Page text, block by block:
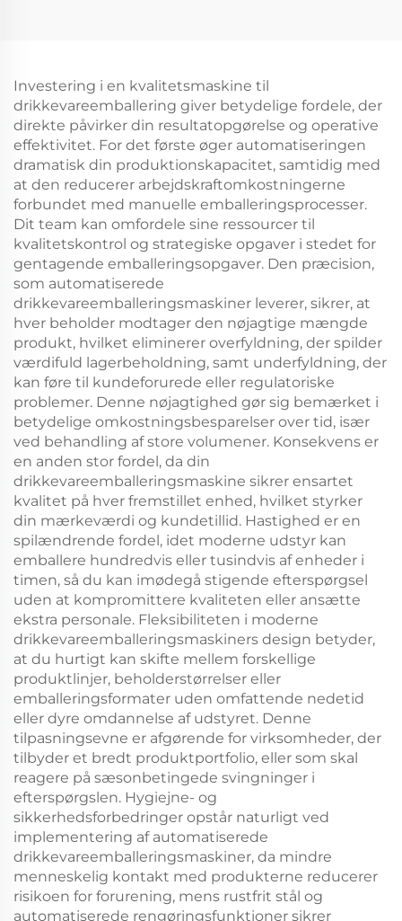
Investering i en kvalitetsmaskine til
drikkevareemballering giver betydelige fordele, der
direkte påvirker din resultatopgørelse og operative
effektivitet. For det første øger automatiseringen
dramatisk din produktionskapacitet, samtidig med
at den reducerer arbejdskraftomkostningerne
forbundet med manuelle emballeringsprocesser.
Dit team kan omfordele sine ressourcer til
kvalitetskontrol og strategiske opgaver i stedet for
gentagende emballeringsopgaver. Den præcision,
som automatiserede
drikkevareemballeringsmaskiner leverer, sikrer, at
hver beholder modtager den nøjagtige mængde
produkt, hvilket eliminerer overfyldning, der spilder
værdifuld lagerbeholdning, samt underfyldning, der
kan føre til kundeforurede eller regulatoriske
problemer. Denne nøjagtighed gør sig bemærket i
betydelige omkostningsbesparelser over tid, især
ved behandling af store volumener. Konsekvens er
en anden stor fordel, da din
drikkevareemballeringsmaskine sikrer ensartet
kvalitet på hver fremstillet enhed, hvilket styrker
din mærkeværdi og kundetillid. Hastighed er en
spilændrende fordel, idet moderne udstyr kan
emballere hundredvis eller tusindvis af enheder i
timen, så du kan imødegå stigende efterspørgsel
uden at kompromittere kvaliteten eller ansætte
ekstra personale. Fleksibiliteten i moderne
drikkevareemballeringsmaskiners design betyder,
at du hurtigt kan skifte mellem forskellige
produktlinjer, beholderstørrelser eller
emballeringsformater uden omfattende nedetid
eller dyre omdannelse af udstyret. Denne
tilpasningsevne er afgørende for virksomheder, der
tilbyder et bredt produktportfolio, eller som skal
reagere på sæsonbetingede svingninger i
efterspørgslen. Hygiejne- og
sikkerhedsforbedringer opstår naturligt ved
implementering af automatiserede
drikkevareemballeringsmaskiner, da mindre
menneskelig kontakt med produkterne reducerer
risikoen for forurening, mens rustfrit stål og
automatiserede rengøringsfunktioner sikrer